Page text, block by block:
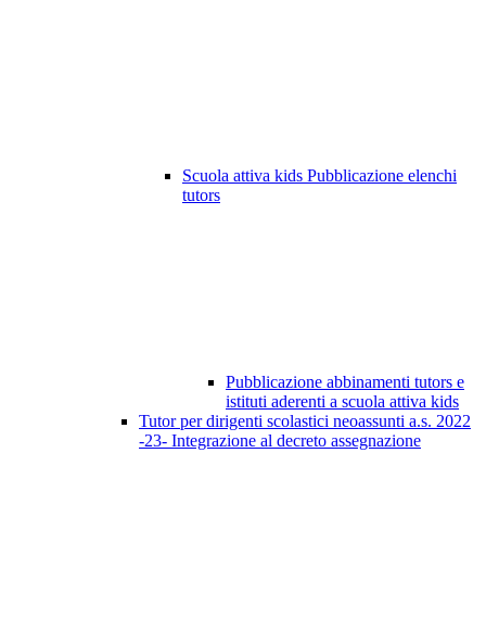
Scuola attiva kids Pubblicazione elenchi
tutors
Pubblicazione abbinamenti tutors e
istituti aderenti a scuola attiva kids
Tutor per dirigenti scolastici neoassunti a.s. 2022
-23- Integrazione al decreto assegnazione